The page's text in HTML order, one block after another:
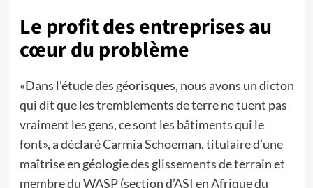
Le profit des entreprises au
cœur du problème
«Dans l’étude des géorisques, nous avons un dicton
qui dit que les tremblements de terre ne tuent pas
vraiment les gens, ce sont les bâtiments qui le
font», a déclaré Carmia Schoeman, titulaire d’une
maîtrise en géologie des glissements de terrain et
membre du WASP (section d’ASI en Afrique du